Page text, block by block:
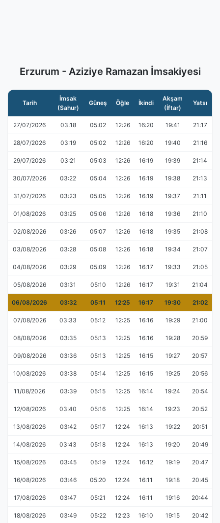
Erzurum - Aziziye Ramazan İmsakiyesi
Tarih
İmsak
(Sahur)
Güneş Öğle İkindi
Akşam
(İftar)
Yatsı
27/07/2026 03:18 05:02 12:26 16:20 19:41 21:17
28/07/2026 03:19 05:02 12:26 16:20 19:40 21:16
29/07/2026 03:21 05:03 12:26 16:19 19:39 21:14
30/07/2026 03:22 05:04 12:26 16:19 19:38 21:13
31/07/2026 03:23 05:05 12:26 16:19 19:37 21:11
01/08/2026 03:25 05:06 12:26 16:18 19:36 21:10
02/08/2026 03:26 05:07 12:26 16:18 19:35 21:08
03/08/2026 03:28 05:08 12:26 16:18 19:34 21:07
04/08/2026 03:29 05:09 12:26 16:17 19:33 21:05
05/08/2026 03:31 05:10 12:26 16:17 19:31 21:04
06/08/2026 03:32 05:11 12:25 16:17 19:30 21:02
07/08/2026 03:33 05:12 12:25 16:16 19:29 21:00
08/08/2026 03:35 05:13 12:25 16:16 19:28 20:59
09/08/2026 03:36 05:13 12:25 16:15 19:27 20:57
10/08/2026 03:38 05:14 12:25 16:15 19:25 20:56
11/08/2026 03:39 05:15 12:25 16:14 19:24 20:54
12/08/2026 03:40 05:16 12:25 16:14 19:23 20:52
13/08/2026 03:42 05:17 12:24 16:13 19:22 20:51
14/08/2026 03:43 05:18 12:24 16:13 19:20 20:49
15/08/2026 03:45 05:19 12:24 16:12 19:19 20:47
16/08/2026 03:46 05:20 12:24 16:11 19:18 20:45
17/08/2026 03:47 05:21 12:24 16:11 19:16 20:44
18/08/2026 03:49 05:22 12:23 16:10 19:15 20:42